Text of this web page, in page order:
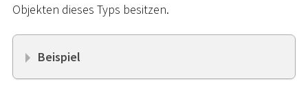
Objekten dieses Typs besitzen.
Beispiel